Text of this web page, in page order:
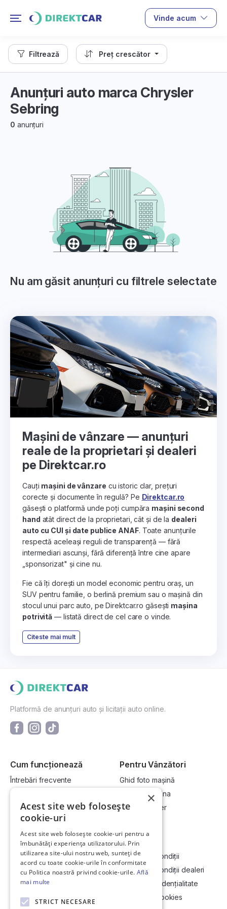
Vinde acum
Filtrează Preț crescător
Anunțuri auto marca Chrysler
Sebring
0 anunțuri
Nu am găsit anunțuri cu filtrele selectate
Mașini de vânzare — anunțuri
reale de la proprietari și dealeri
pe Direktcar.ro
Cauți mașini de vânzare cu istoric clar, prețuri
corecte și documente în regulă? Pe Direktcar.ro
găsești o platformă unde poți cumpăra mașini second
hand atât direct de la proprietari, cât și de la dealeri
auto cu CUI și date publice ANAF. Toate anunțurile
respectă aceleași reguli de transparență — fără
intermediari ascunși, fără diferență între cine apare
„sponsorizat" și cine nu.
Fie că îți dorești un model economic pentru oraș, un
SUV pentru familie, o berlină premium sau o mașină din
stocul unui parc auto, pe Direktcar.ro găsești mașina
potrivită — listată direct de cel care o vinde.
Citeste mai mult
Platformă de anunțuri auto și licitații auto online.
Cum funcționează
Întrebări frecvente
Cum vând la licitație?
Pentru Vânzători
Ghid foto mașină
Vinde-ți mașina
Devino dealer
Link-uri utile
Informații utile vizionare
Contact
Soluționarea Online a litigiilor
ANCP
Compania
Termeni și condiții
Termeni și condiții dealeri
Politică confidențialitate
Politica de cookies
×
Acest site web folosește
cookie-uri
Acest site web folosește cookie-uri pentru a
îmbunătăți experiența utilizatorului. Prin
utilizarea site-ului nostru web, sunteți de
acord cu toate cookie-urile în conformitate
cu Politica noastră privind cookie-urile. Află
mai multe
STRICT NECESARE